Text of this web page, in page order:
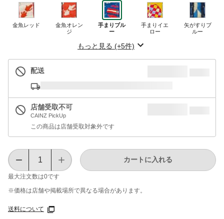
金魚レッド
金魚オレン
ジ
手まりブル
ー
手まりイエ
ロー
矢がすりブ
ルー
もっと見る (+5件)
配送
店舗受取不可
CAINZ PickUp
この商品は店舗受取対象外です
最大注文数は0です
カートに入れる
※価格は​店舗や​掲載場所で​異なる​場合が​あります。
送料について